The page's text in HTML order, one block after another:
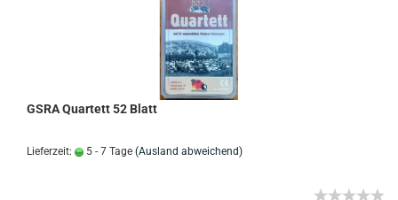
GSRA Quartett 52 Blatt
Lieferzeit: 5 - 7 Tage (Ausland abweichend)